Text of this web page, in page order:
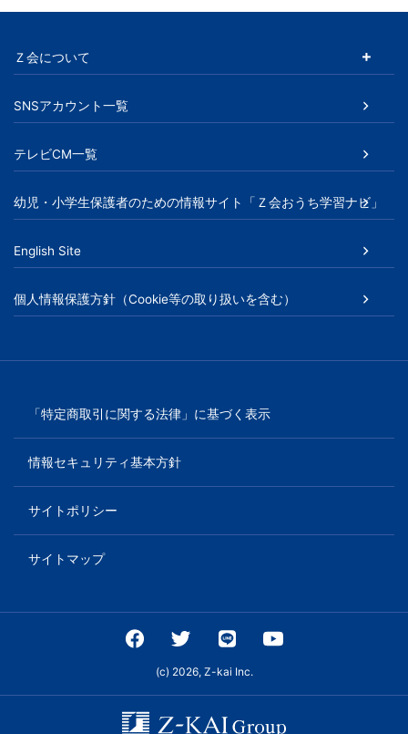
Ｚ会について
SNSアカウント一覧
テレビCM一覧
幼児・小学生保護者のための情報サイト「Ｚ会おうち学習ナビ」
English Site
個人情報保護方針（Cookie等の取り扱いを含む）
「特定商取引に関する法律」に基づく表示
情報セキュリティ基本方針
サイトポリシー
サイトマップ
(c) 2026, Z-kai Inc.